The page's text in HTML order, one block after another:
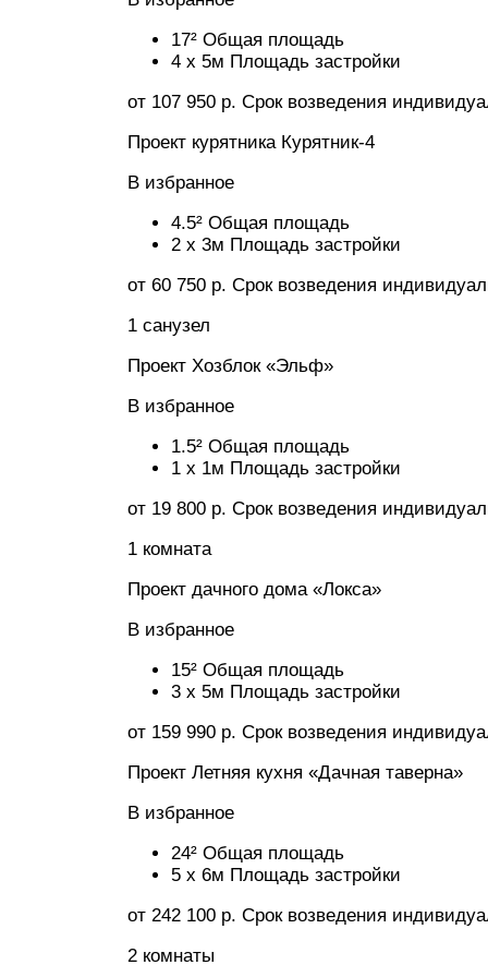
17² Общая площадь
4 x 5м Площадь застройки
от 107 950 р. Срок возведения
Проект курятника Курятник-4
В избранное
4.5² Общая площадь
2 x 3м Площадь застройки
от 60 750 р. Срок возведения
1 санузел
Проект Хозблок «Эльф»
В избранное
1.5² Общая площадь
1 x 1м Площадь застройки
от 19 800 р. Срок возведения
1 комната
Проект дачного дома «Локса»
В избранное
15² Общая площадь
3 x 5м Площадь застройки
от 159 990 р. Срок возведения
Проект Летняя кухня «Дачная таверна»
В избранное
24² Общая площадь
5 x 6м Площадь застройки
от 242 100 р. Срок возведения
2 комнаты